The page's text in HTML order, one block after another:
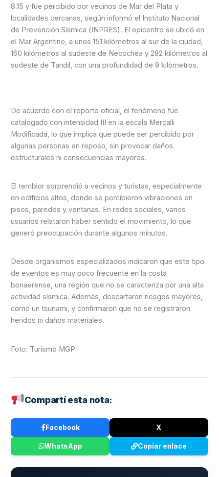
8.15 y fue percibido por vecinos de Mar del Plata y
localidades cercanas, según informó el Instituto Nacional
de Prevención Sísmica (INPRES). El epicentro se ubicó en
el Mar Argentino, a unos 151 kilómetros al sur de la ciudad,
160 kilómetros al sudeste de Necochea y 282 kilómetros al
sudeste de Tandil, con una profundidad de 9 kilómetros.
De acuerdo con el reporte oficial, el fenómeno fue
catalogado con intensidad III en la escala Mercalli
Modificada, lo que implica que puede ser percibido por
algunas personas en reposo, sin provocar daños
estructurales ni consecuencias mayores.
El temblor sorprendió a vecinos y turistas, especialmente
en edificios altos, donde se percibieron vibraciones en
pisos, paredes y ventanas. En redes sociales, varios
usuarios relataron haber sentido el movimiento, lo que
generó preocupación durante algunos minutos.
Desde organismos especializados indicaron que este tipo
de eventos es muy poco frecuente en la costa
bonaerense, una región que no se caracteriza por una alta
actividad sísmica. Además, descartaron riesgos mayores,
como un tsunami, y confirmaron que no se registraron
heridos ni daños materiales.
Foto: Turismo MGP
Compartí esta nota:
Facebook X
WhatsApp Copiar enlace